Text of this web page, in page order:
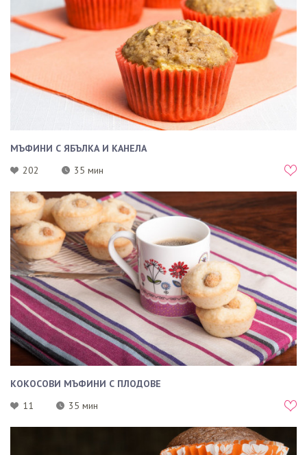
МЪФИНИ С ЯБЪЛКА И КАНЕЛА
202
35 мин
КОКОСОВИ МЪФИНИ С ПЛОДОВЕ
11
35 мин